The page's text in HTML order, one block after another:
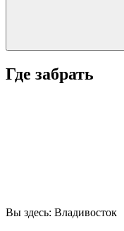
Где забрать
Вы здесь: Владивосток